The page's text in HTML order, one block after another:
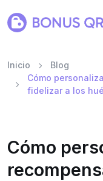
Inicio
Blog
Cómo
fidelizar a los
Cómo